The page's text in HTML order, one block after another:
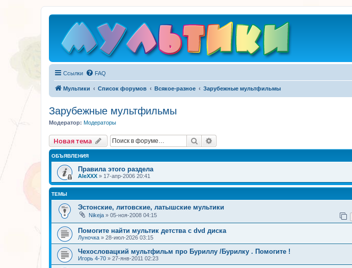
Ссылки FAQ
Мультики Список форумов Всякое-разное Зарубежные мультфильмы
Зарубежные мультфильмы
Модератор: Модераторы
Новая тема Поиск
ОБЪЯВЛЕНИЯ
Правила этого раздела
AleXXX » 17-апр-2006 20:41
ТЕМЫ
Эстонские, литовские, латышские мультики
Nikeja » 05-ноя-2008 04:15
Помогите найти мультик детства с dvd диска
Луночка » 28-июл-2026 03:15
Чехословацкий мультфильм про Буриллу /Бурилку . Помогите !
Игорь 4-70 » 27-янв-2011 02:23